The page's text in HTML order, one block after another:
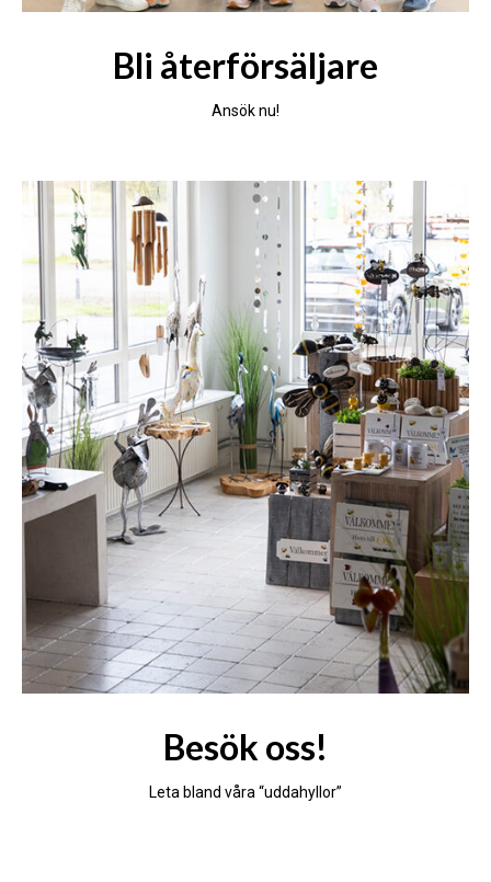
Bli återförsäljare
Ansök nu!
Besök oss!
Leta bland våra “uddahyllor”